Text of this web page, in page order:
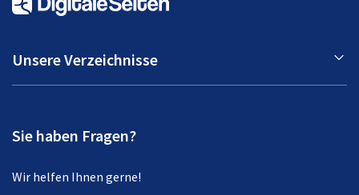
Unsere Verzeichnisse
Sie haben Fragen?
Wir helfen Ihnen gerne!